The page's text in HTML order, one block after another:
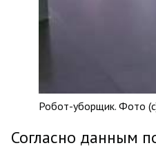
Робот-уборщик. Фото
Согласно данным